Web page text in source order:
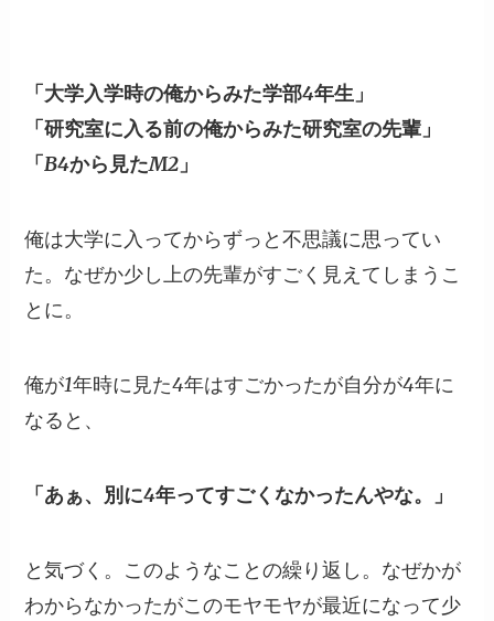
「大学入学時の俺からみた学部4年生」
「研究室に入る前の俺からみた研究室の先輩」
「B4から見たM2」
俺は大学に入ってからずっと不思議に思ってい
た。なぜか少し上の先輩がすごく見えてしまうこ
とに。
俺が1年時に見た4年はすごかったが自分が4年に
なると、
「あぁ、別に4年ってすごくなかったんやな。」
と気づく。このようなことの繰り返し。なぜかが
わからなかったがこのモヤモヤが最近になって少